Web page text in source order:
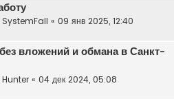
SystemFall « 09 янв 2025, 12:40
вложений и обмана в Санкт-
Hunter « 04 дек 2024, 05:08